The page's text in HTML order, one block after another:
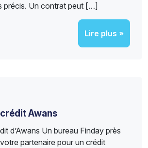
précis. Un contrat peut […]
Lire plus »
Awans
d’Awans Un bureau Finday près
partenaire pour un crédit